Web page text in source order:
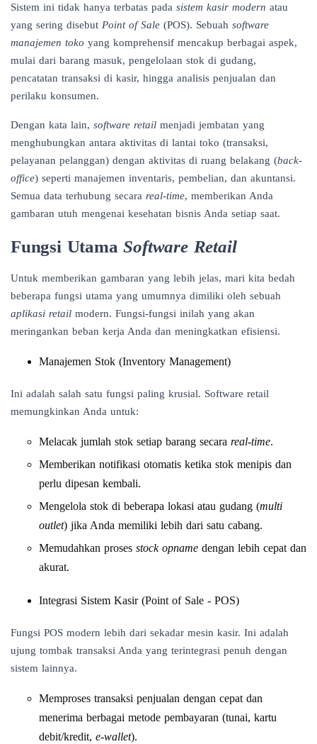
Sistem ini tidak hanya terbatas pada sistem kasir modern atau
yang sering disebut Point of Sale (POS). Sebuah software
manajemen toko yang komprehensif mencakup berbagai aspek,
mulai dari barang masuk, pengelolaan stok di gudang,
pencatatan transaksi di kasir, hingga analisis penjualan dan
perilaku konsumen.
Dengan kata lain, software retail menjadi jembatan yang
menghubungkan antara aktivitas di lantai toko (transaksi,
pelayanan pelanggan) dengan aktivitas di ruang belakang (back-
office) seperti manajemen inventaris, pembelian, dan akuntansi.
Semua data terhubung secara real-time, memberikan Anda
gambaran utuh mengenai kesehatan bisnis Anda setiap saat.
Fungsi UtamaSoftware Retail
Untuk memberikan gambaran yang lebih jelas, mari kita bedah
beberapa fungsi utama yang umumnya dimiliki oleh sebuah
aplikasi retail modern. Fungsi-fungsi inilah yang akan
meringankan beban kerja Anda dan meningkatkan efisiensi.
Manajemen Stok (Inventory Management)
Ini adalah salah satu fungsi paling krusial. Software retail
memungkinkan Anda untuk:
Melacak jumlah stok setiap barang secara real-time.
Memberikan notifikasi otomatis ketika stok menipis dan
perlu dipesan kembali.
Mengelola stok di beberapa lokasi atau gudang (multi
outlet) jika Anda memiliki lebih dari satu cabang.
Memudahkan proses stock opname dengan lebih cepat dan
akurat.
Integrasi Sistem Kasir (Point of Sale - POS)
Fungsi POS modern lebih dari sekadar mesin kasir. Ini adalah
ujung tombak transaksi Anda yang terintegrasi penuh dengan
sistem lainnya.
Memproses transaksi penjualan dengan cepat dan
menerima berbagai metode pembayaran (tunai, kartu
debit/kredit, e-wallet).